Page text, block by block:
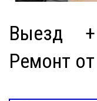
Выезд
Ремонт от